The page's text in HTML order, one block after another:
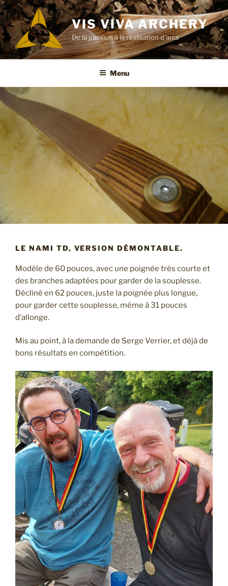
Aller
au
contenu
principal
VIS VIVA ARCHERY
De la passion à la réalisation d'arcs
Menu
LE NAMI TD, VERSION DÉMONTABLE.
Modèle de 60 pouces, avec une poignée très courte et
des branches adaptées pour garder de la souplesse.
Décliné en 62 pouces, juste la poignée plus longue,
pour garder cette souplesse, même à 31 pouces
d’allonge.
Mis au point, à la demande de Serge Verrier, et déjà de
bons résultats en compétition.